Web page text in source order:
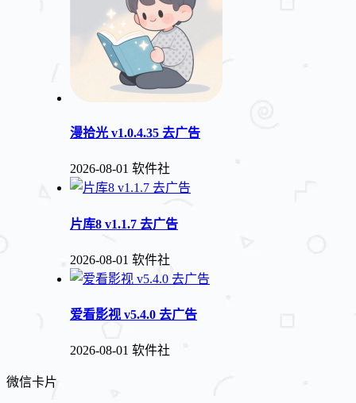
漫拾光 v1.0.4.35 去广告
2026-08-01 软件社
片库8 v1.1.7 去广告
2026-08-01 软件社
爱看影视 v5.4.0 去广告
2026-08-01 软件社
微信卡片